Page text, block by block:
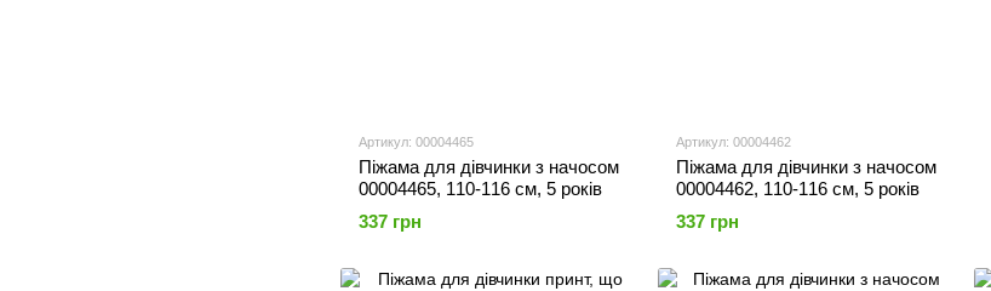
Артикул: 00004465
Піжама для дівчинки з начосом
00004465, 110-116 см, 5 років
337 грн
Артикул: 00004462
Піжама для дівчинки з начосом
00004462, 110-116 см, 5 років
337 грн